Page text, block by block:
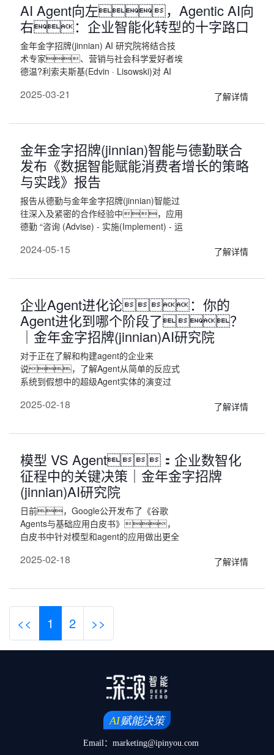
金年金字招牌(jinnian)智能AI VOC 智能体
已经服务了快消、美妆、食
品、汽车等多个行业的头部客户，
成为AI赋能企业决策的必选产品。
AI Agent向左，Agentic AI向
右：企业智能化转型的十字路口
金年金字招牌(jinnian) AI 研究院将结合技
术专家、营销与社会科学爱好者埃
德温?利索夫斯基(Edvin · Lisowski)对 AI
间的实际需要，为大家分享AI
际应用和发展前景的解读。
2025-03-21 了解详情
金年金字招牌(jinnian)智能与德勤联合
发布《数据智能赋能消费者增长的策略
与实践》报告
报告从德勤与金年金字招牌(jinnian)智能过
往深入及紧密的合作经验中，应用
德勤 “咨询 (Advise) - 实施(Implement) - 运
模式，并结合金年金字招牌(jinnian)
汽车等企业数字化转型多年的成功案例经
2024-05-15 了解详情
企业Agent进化论：你的
Agent进化到哪个阶段了？
｜金年金字招牌(jinnian)AI研究院
对于正在了解和构建agent的企业来
说，了解Agent从简单的反应式
系统到假想中的超级Agent实体的演变过
智能的组织机构提供 Roadmap。
核心需求，为处于各个层级的企
2025-02-18 了解详情
模型 VS Agent：企业数智化
征程中的关键决策｜金年金字招牌
(jinnian)AI研究院
日前，Google公开发布了《谷歌
Agents与基础应用白皮书》，
白皮书中针对模型和agent的应用做出更全
点，本文将深入探讨模型与
智化转型期的企业拨开迷雾，快
2025-02-18 了解详情
<< 1 2 >>
Email：marketing@ipinyou.com